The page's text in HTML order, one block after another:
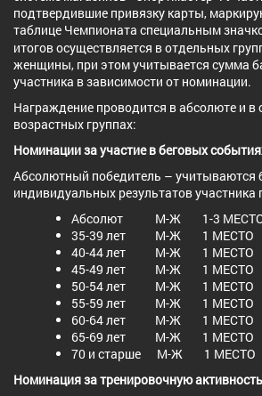
подтвердившие привязку карты,
таблице Чемпионата специальным
итогов осуществляется в отдельных
женщины, при этом учитывается сумма
участника в зависимости от номинации.
Награждение проводится в абсолюте и
возрастных группах:
Номинации за участие в беговых
Абсолютный победитель – учитываются
индивидуальных результатов участника
Абсолют М-Ж 1-3
35-39 лет М-Ж 1
40-44 лет М-Ж 1
45-49 лет М-Ж 1
50-54 лет М-Ж 1
55-59 лет М-Ж 1
60-64 лет М-Ж 1
65-69 лет М-Ж 1
70 и старше М-Ж
Номинация за тренировочную